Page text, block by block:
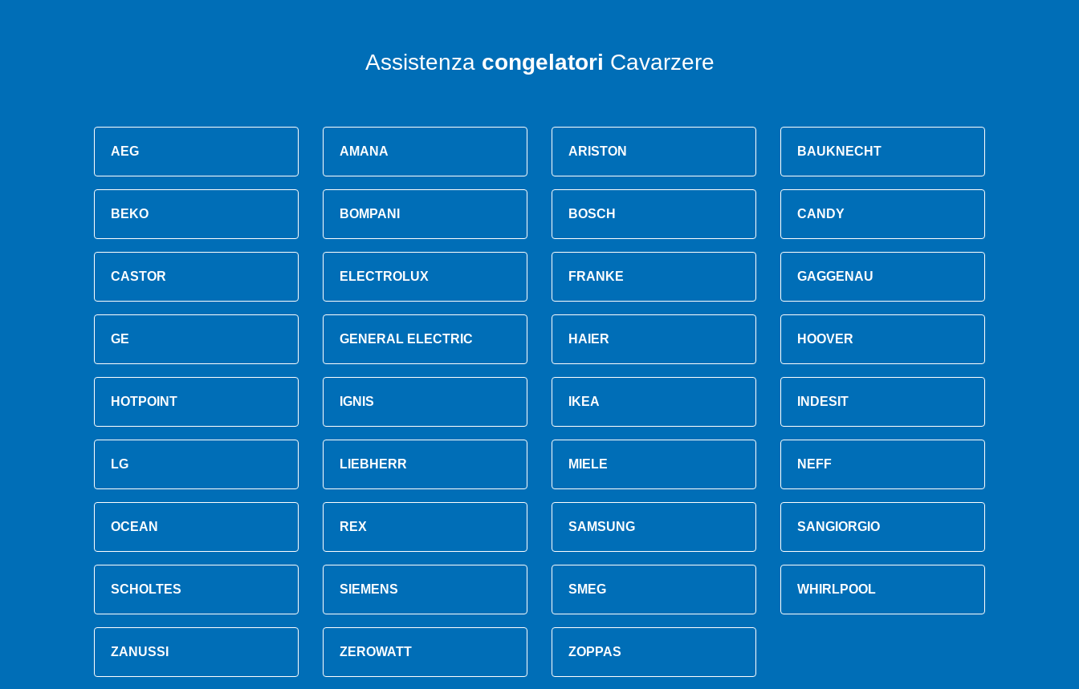
Assistenza congelatori Cavarzere
AEG AMANA ARISTON BAUKNECHT
BEKO BOMPANI BOSCH CANDY
CASTOR ELECTROLUX FRANKE GAGGENAU
GE GENERAL ELECTRIC HAIER HOOVER
HOTPOINT IGNIS IKEA INDESIT
LG LIEBHERR MIELE NEFF
OCEAN REX SAMSUNG SANGIORGIO
SCHOLTES SIEMENS SMEG WHIRLPOOL
ZANUSSI ZEROWATT ZOPPAS